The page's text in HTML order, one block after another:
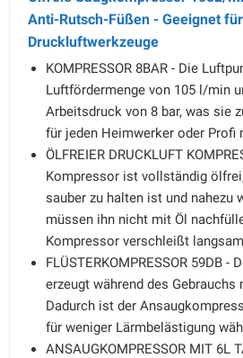
Anti-Rutsch-Füßen - Geeignet für
Druckluftwerkzeuge
KOMPRESSOR 8BAR - Die
Luftfördermenge von 105 l/min
Arbeitsdruck von 8 bar, was sie
für jeden Heimwerker oder Profi
ÖLFREIER DRUCKLUFT
Kompressor ist vollständig
sauber zu halten ist und nahezu
müssen ihn nicht mit Öl
Kompressor verschleißt
FLÜSTERKOMPRESSOR 59DB
erzeugt während des Gebrauchs
Dadurch ist der
für weniger Lärmbelästigung
ANSAUGKOMPRESSOR MIT 6L